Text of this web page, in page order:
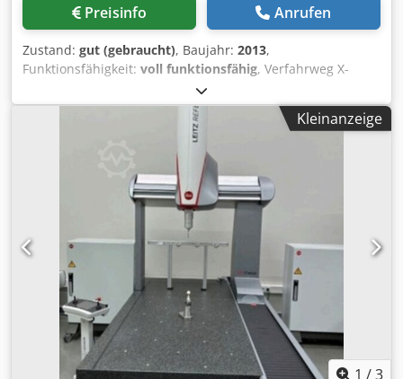
Preisinfo Anrufen
Zustand: gut (gebraucht), Baujahr: 2013,
Funktionsfähigkeit: voll funktionsfähig, Verfahrweg X-
, Verfahrweg Y-Achse:
Z-Achse:600 mm, CNC Steuerung Heidenhain iTNC530 24-
fach Werkzeugwechsler el. Handrad Späneförderer IKZ
Absaugung Technische Daten / technical details: X-Weg /
X-travel 860 mm Y-Weg / Y-travel 560 mm Z-Weg / Z-travel
600 mm Spindelaufnahme / spindle taper SK 40 Dkjdpfoy
Hqmhex Agxer Drehzahlbereich / spindle speed 0-10000
UpM /rpm Eilgang X,Y,Z / rapid feed X,Y,Z 24,24,20 m/min
Tischaufspannfläche / table clamping area 1000x560 mm
Werkzeugwechselmagazinplätze / number of tool places in
changer 24 Antriebleistung Spindel 40%ED / drive capacity
spindle 40%ED 18,5 kW Gewicht ca. / weight 6.500 kg
Technische Daten, Zubehör und Beschreibung der
Maschine sind unverbindlich - Technical data, accessories
and description of the machine are not binding.
Kleinanzeige
1 /3